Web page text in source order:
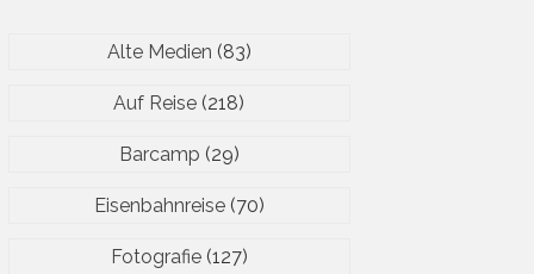
Alte Medien (83)
Auf Reise (218)
Barcamp (29)
Eisenbahnreise(70)
Fotografie(127)